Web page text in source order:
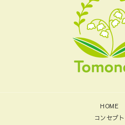
HOME
コンセプト